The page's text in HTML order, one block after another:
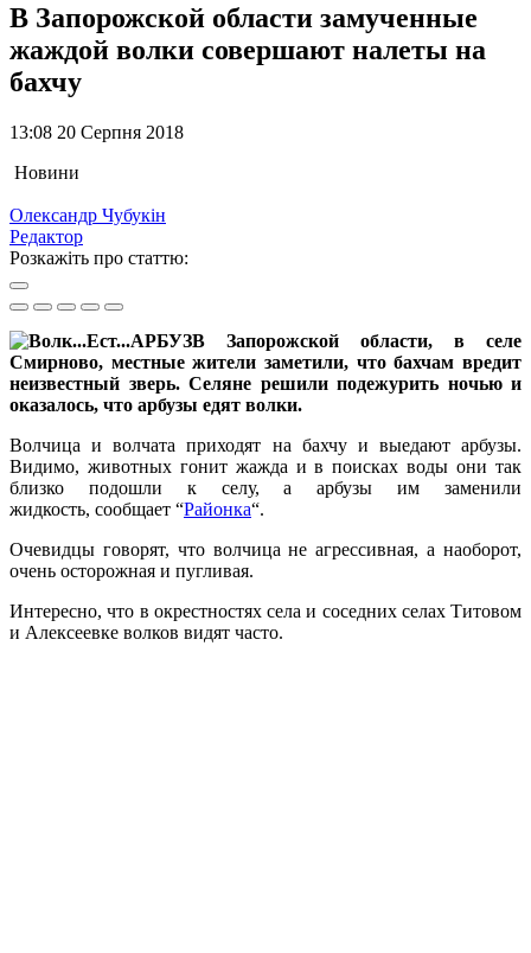
В Запорожской области замученные
жаждой волки совершают налеты на
бахчу
13:08 20 Серпня 2018
Новини
Олександр Чубукін
Редактор
Розкажіть про статтю:
В Запорожской области, в селе
Смирново, местные жители заметили, что бахчам вредит
неизвестный зверь. Селяне решили подежурить ночью и
оказалось, что арбузы едят волки.
Волчица и волчата приходят на бахчу и выедают арбузы.
Видимо, животных гонит жажда и в поисках воды они так
близко подошли к селу, а арбузы им заменили
жидкость, сообщает “Районка“.
Очевидцы говорят, что волчица не агрессивная, а наоборот,
очень осторожная и пугливая.
Интересно, что в окрестностях села и соседних селах Титовом
и Алексеевке волков видят часто.